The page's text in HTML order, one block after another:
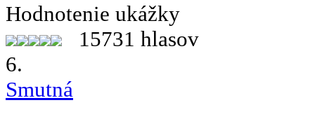
Hodnotenie ukážky
15731 hlasov
6.
Smutná